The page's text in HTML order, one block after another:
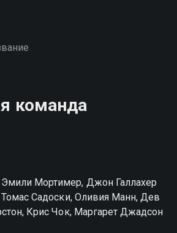
команда
Мортимер, Джон Галлахер
Садоски, Оливия Манн, Дев
Крис Чок, Маргарет Джадсон